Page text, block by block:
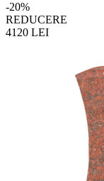
-20%
REDUCERE
4120 LEI